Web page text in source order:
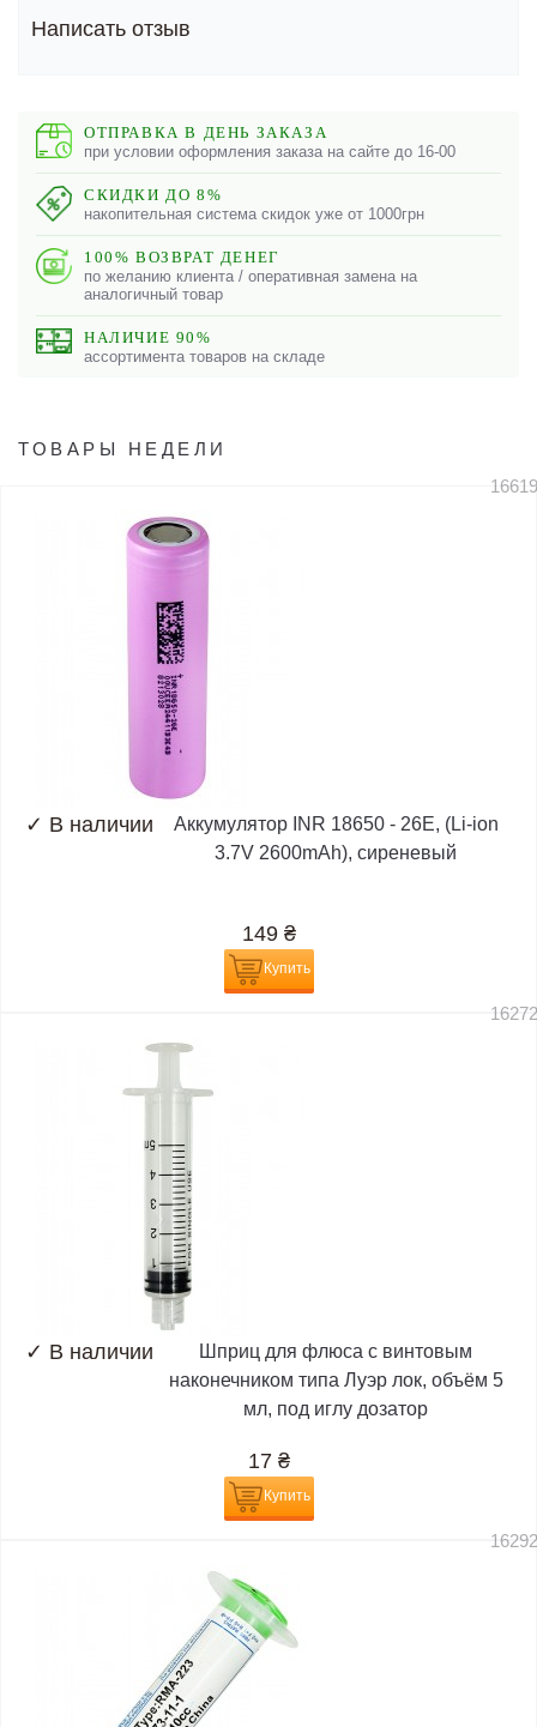
Написать отзыв
ОТПРАВКА В ДЕНЬ ЗАКАЗА
при условии оформления заказа на сайте до 16-00
СКИДКИ ДО 8%
накопительная система скидок уже от 1000грн
100% ВОЗВРАТ ДЕНЕГ
по желанию клиента / оперативная замена на
аналогичный товар
НАЛИЧИЕ 90%
ассортимента товаров на складе
ТОВАРЫ НЕДЕЛИ
✓ В наличии
Аккумулятор INR 18650 - 26E, (Li-ion
3.7V 2600mAh), сиреневый
149 ₴
Купить
✓ В наличии
Шприц для флюса с винтовым
наконечником типа Луэр лок, объём 5
мл, под иглу дозатор
17 ₴
Купить